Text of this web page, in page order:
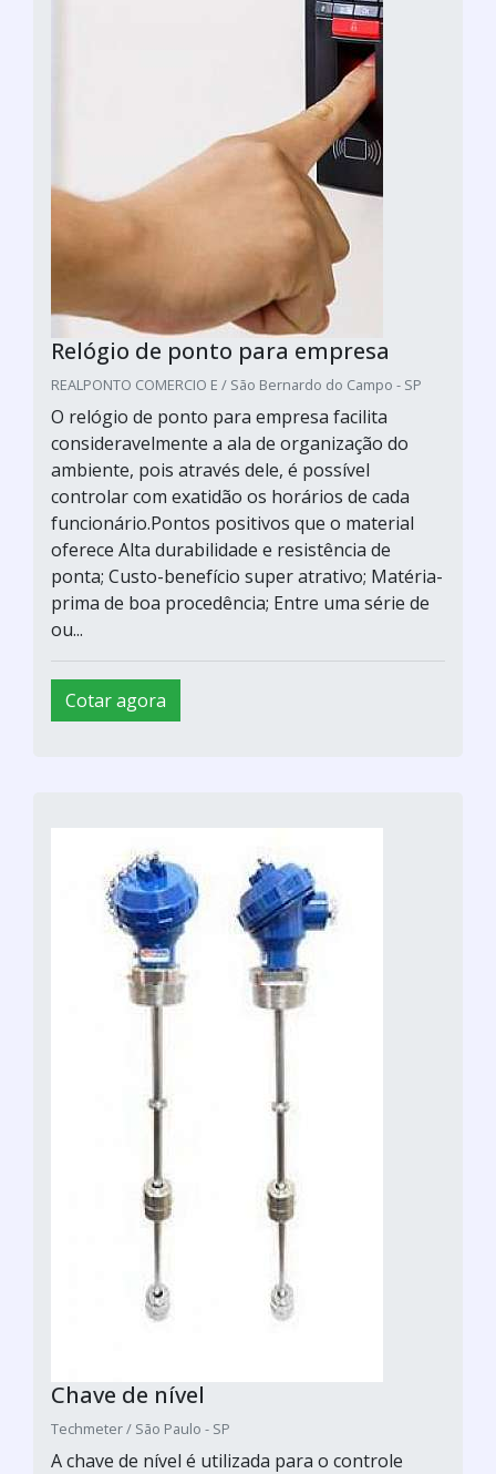
Relógio de ponto para empresa
REALPONTO COMERCIO E / São Bernardo do Campo - SP
O relógio de ponto para empresa facilita
consideravelmente a ala de organização do
ambiente, pois através dele, é possível
controlar com exatidão os horários de cada
funcionário.Pontos positivos que o material
oferece Alta durabilidade e resistência de
ponta; Custo-benefício super atrativo; Matéria-
prima de boa procedência; Entre uma série de
ou...
Cotar agora
Chave de nível
Techmeter / São Paulo - SP
A chave de nível é utilizada para o controle